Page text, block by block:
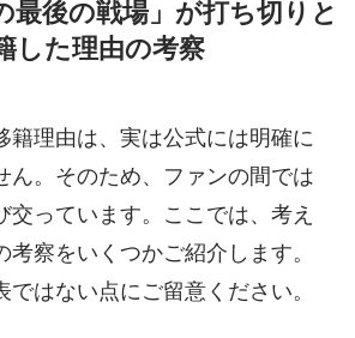
最後の戦場」が打ち切りと
した理由の考察
籍理由は、実は公式には明確に
ん。そのため、ファンの間では
交っています。ここでは、考え
考察をいくつかご紹介します。
ではない点にご留意ください。